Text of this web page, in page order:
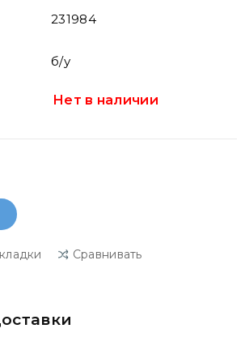
231984
б/у
Нет в наличии
Сравнивать